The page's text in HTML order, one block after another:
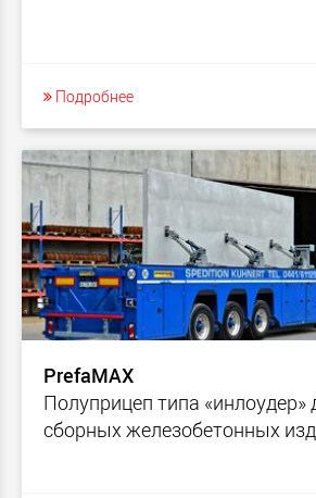
Подробнее
PrefaMAX
Полуприцеп типа «инлоудер»
сборных железобетонных